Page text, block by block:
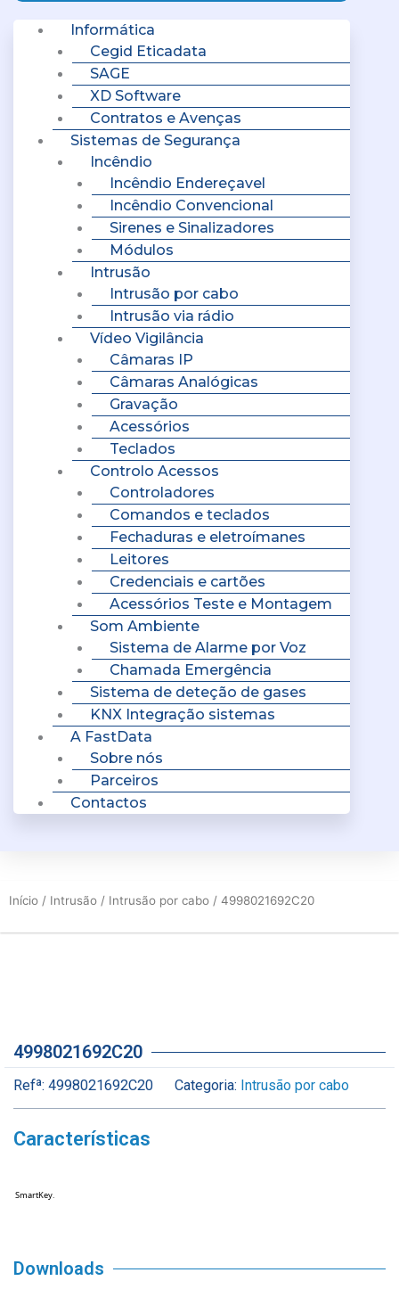
Informática
Cegid Eticadata
SAGE
XD Software
Contratos e Avenças
Sistemas de Segurança
Incêndio
Incêndio Endereçavel
Incêndio Convencional
Sirenes e Sinalizadores
Módulos
Intrusão
Intrusão por cabo
Intrusão via rádio
Vídeo Vigilância
Câmaras IP
Câmaras Analógicas
Gravação
Acessórios
Teclados
Controlo Acessos
Controladores
Comandos e teclados
Fechaduras e eletroímanes
Leitores
Credenciais e cartões
Acessórios Teste e Montagem
Som Ambiente
Sistema de Alarme por Voz
Chamada Emergência
Sistema de deteção de gases
KNX Integração sistemas
A FastData
Sobre nós
Parceiros
Contactos
Início / Intrusão / Intrusão por cabo / 4998021692C20
4998021692C20
Refª: 4998021692C20 Categoria: Intrusão por cabo
Características
SmartKey.
Downloads